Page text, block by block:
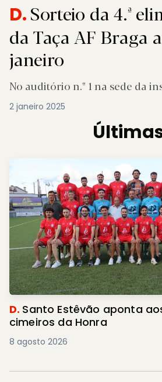
D.Sorteio da 4.ª
da Taça AF Braga
janeiro
No auditório n.º 1 na sede da
2 janeiro 2025
D. Santo Estêvão aponta
cimeiros da Honra
8 agosto 2026